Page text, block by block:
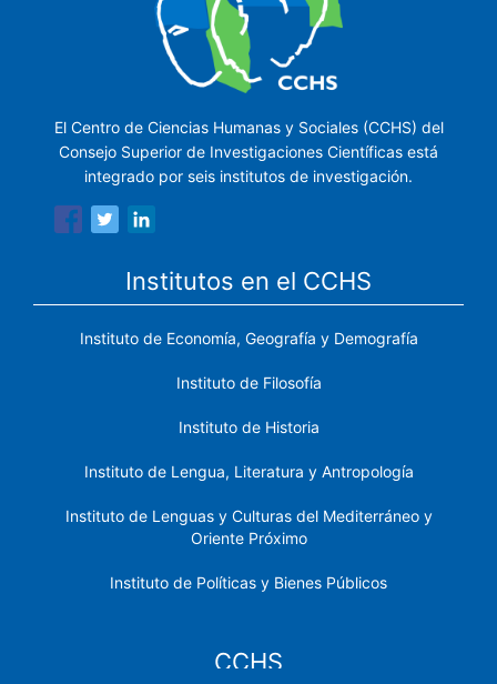
El Centro de Ciencias Humanas y Sociales (CCHS) del
Consejo Superior de Investigaciones Científicas está
integrado por seis institutos de investigación.
Institutos en el CCHS
Instituto de Economía, Geografía y Demografía
Instituto de Filosofía
Instituto de Historia
Instituto de Lengua, Literatura y Antropología
Instituto de Lenguas y Culturas del Mediterráneo y
Oriente Próximo
Instituto de Políticas y Bienes Públicos
CCHS